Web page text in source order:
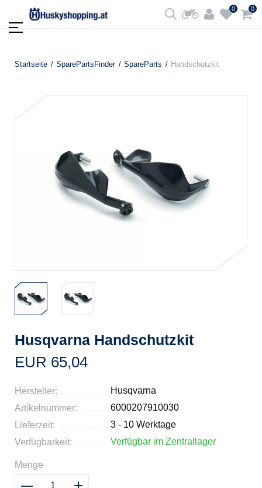
0 0
Startseite SparePartsFinder SpareParts Handschutzkit
Husqvarna Handschutzkit
EUR 65,04
Hersteller:
Husqvarna
Artikelnummer:
6000207910030
Lieferzeit:
3 - 10 Werktage
Verfügbarkeit:
Verfügbar im Zentrallager
Menge